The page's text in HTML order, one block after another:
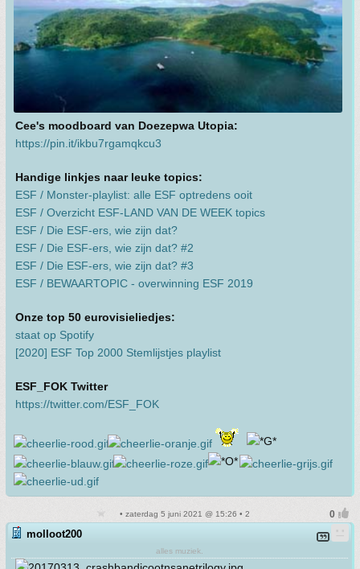
Cee's moodboard van Doezepwa Utopia:
https://pin.it/ikbu7rgamqkcu3
Handige linkjes naar leuke topics:
ESF / Monster-playlist: alle ESF optredens ooit
ESF / Overzicht ESF-LAND VAN DE WEEK topics
ESF / Die ESF-ers, wie zijn dat?
ESF / Die ESF-ers, wie zijn dat? #2
ESF / Die ESF-ers, wie zijn dat? #3
ESF / BEWAARTOPIC - overwinning ESF 2019
Onze top 50 eurovisieliedjes:
staat op Spotify
[2020] ESF Top 2000 Stemlijstjes playlist
ESF_FOK Twitter
https://twitter.com/ESF_FOK
• zaterdag 5 juni 2021 @ 15:26 • 2
molloot200
alles muziek.